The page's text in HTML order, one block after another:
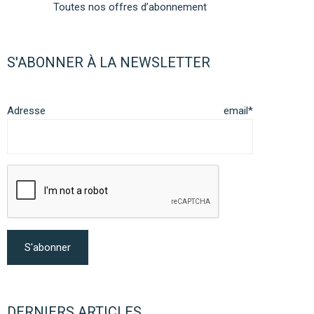
Toutes nos offres d’abonnement
S'ABONNER À LA NEWSLETTER
Adresse email*